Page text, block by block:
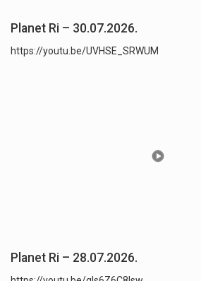
Planet Ri – 30.07.2026.
https://youtu.be/UVHSE_SRWUM
Planet Ri – 28.07.2026.